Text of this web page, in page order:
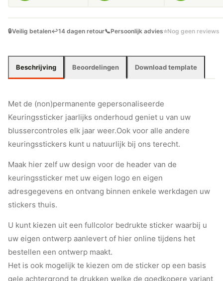
🔒Veilig betalen↩️14 dagen retour📞Persoonlijk advies⭐Nog geen reviews
Beschrijving Beoordelingen Download template
Met de (non)permanente gepersonaliseerde
Keuringssticker jaarlijks onderhoud geniet u van uw
blussercontroles elk jaar weer.Ook voor alle andere
keuringsstickers kunt u natuurlijk bij ons terecht.
Maak hier zelf uw design voor de header van de
keuringssticker met uw eigen logo en eigen
adresgegevens en ontvang binnen enkele werkdagen uw
stickers thuis.
U kunt kiezen uit een fullcolor bedrukte sticker waarbij u
uw eigen ontwerp aanlevert of hier online tijdens het
bestellen een ontwerp maakt.
Het is ook mogelijk te kiezen om de sticker op een basis
gele achtergrond te drukken welke de goedkopere variant